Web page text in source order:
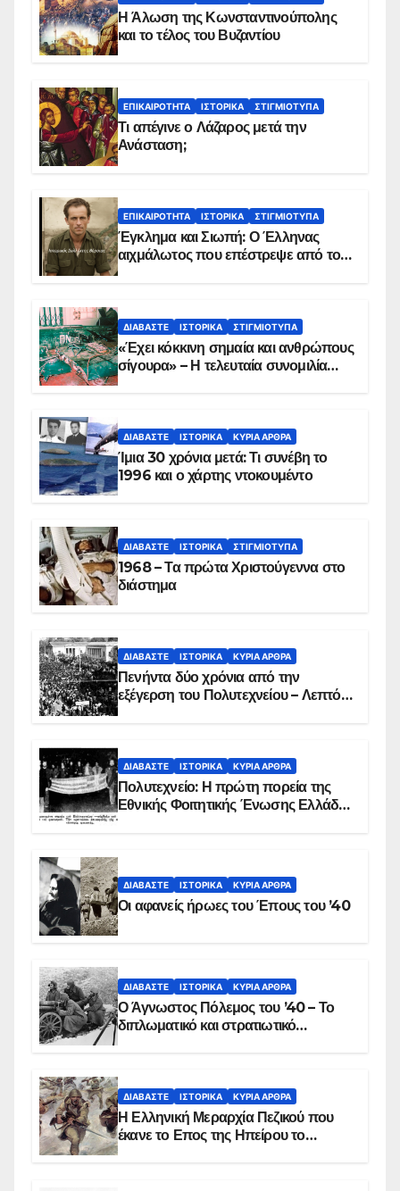
Η Άλωση της Κωνσταντινούπολης
και το τέλος του Βυζαντίου
ΕΠΙΚΑΙΡΌΤΗΤΑ ΙΣΤΟΡΙΚΆ ΣΤΙΓΜΙΌΤΥΠΑ
Τι απέγινε ο Λάζαρος μετά την
Ανάσταση;
ΕΠΙΚΑΙΡΌΤΗΤΑ ΙΣΤΟΡΙΚΆ ΣΤΙΓΜΙΌΤΥΠΑ
Έγκλημα και Σιωπή: Ο Έλληνας
αιχμάλωτος που επέστρεψε από το
ΔΙΑΒΆΣΤΕ ΙΣΤΟΡΙΚΆ ΣΤΙΓΜΙΌΤΥΠΑ
«Έχει κόκκινη σημαία και ανθρώπους
σίγουρα» – Η τελευταία συνομιλία
ΔΙΑΒΆΣΤΕ ΙΣΤΟΡΙΚΆ ΚΥΡΙΑ ΑΡΘΡΑ
Ίμια 30 χρόνια μετά: Τι συνέβη το
1996 και ο χάρτης ντοκουμέντο
ΔΙΑΒΆΣΤΕ ΙΣΤΟΡΙΚΆ ΣΤΙΓΜΙΌΤΥΠΑ
1968 – Τα πρώτα Χριστούγεννα στο
διάστημα
ΔΙΑΒΆΣΤΕ ΙΣΤΟΡΙΚΆ ΚΥΡΙΑ ΑΡΘΡΑ
Πενήντα δύο χρόνια από την
εξέγερση του Πολυτεχνείου – Λεπτό
ΔΙΑΒΆΣΤΕ ΙΣΤΟΡΙΚΆ ΚΥΡΙΑ ΑΡΘΡΑ
Πολυτεχνείο: Η πρώτη πορεία της
Εθνικής Φοιτητικής Ένωσης Ελλάδος
ΔΙΑΒΆΣΤΕ ΙΣΤΟΡΙΚΆ ΚΥΡΙΑ ΑΡΘΡΑ
Οι αφανείς ήρωες του Έπους του ’40
ΔΙΑΒΆΣΤΕ ΙΣΤΟΡΙΚΆ ΚΥΡΙΑ ΑΡΘΡΑ
Ο Άγνωστος Πόλεμος του ’40 – Το
διπλωματικό και στρατιωτικό
ΔΙΑΒΆΣΤΕ ΙΣΤΟΡΙΚΆ ΚΥΡΙΑ ΑΡΘΡΑ
Η Ελληνική Μεραρχία Πεζικού που
έκανε το Επος της Ηπείρου το